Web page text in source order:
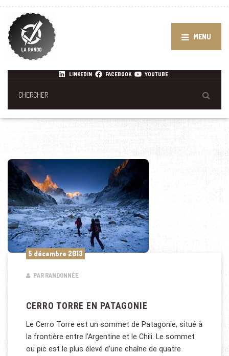
MENU
LINKEDIN FACEBOOK YOUTUBE
5 décembre 2013
PAR RANDONNÉE
CERRO TORRE EN PATAGONIE
Le Cerro Torre est un sommet de Patagonie, situé à
la frontière entre l’Argentine et le Chili. Le sommet
ou pic est le plus élevé d’une chaîne de quatre